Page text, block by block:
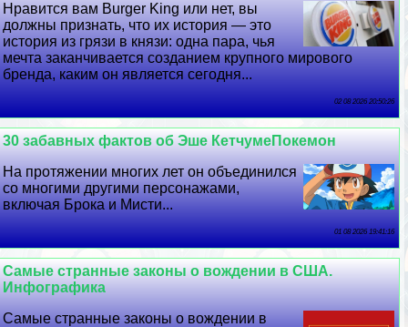
Нравится вам Burger King или нет, вы
должны признать, что их история — это
история из грязи в князи: одна пара, чья
мечта заканчивается созданием крупного мирового
бренда, каким он является сегодня...
02 08 2026 20:50:26
30 забавных фактов об Эше КетчумеПокемон
На протяжении многих лет он объединился
со многими другими персонажами,
включая Брока и Мисти...
01 08 2026 19:41:16
Самые странные законы о вождении в США.
Инфографика
Самые странные законы о вождении в